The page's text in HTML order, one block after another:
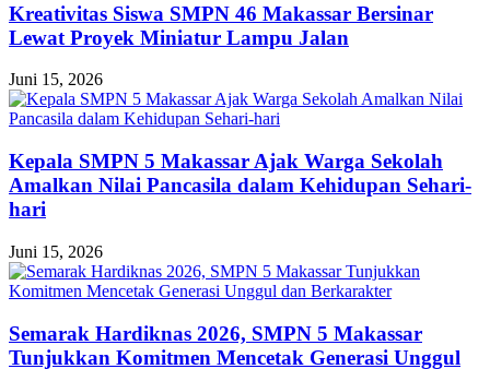
Kreativitas Siswa SMPN 46 Makassar Bersinar
Lewat Proyek Miniatur Lampu Jalan
Juni 15, 2026
Kepala SMPN 5 Makassar Ajak Warga Sekolah
Amalkan Nilai Pancasila dalam Kehidupan Sehari-
hari
Juni 15, 2026
Semarak Hardiknas 2026, SMPN 5 Makassar
Tunjukkan Komitmen Mencetak Generasi Unggul